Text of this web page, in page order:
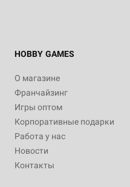
HOBBY GAMES
О магазине
Франчайзинг
Игры оптом
Корпоративные подарки
Работа у нас
Новости
Контакты